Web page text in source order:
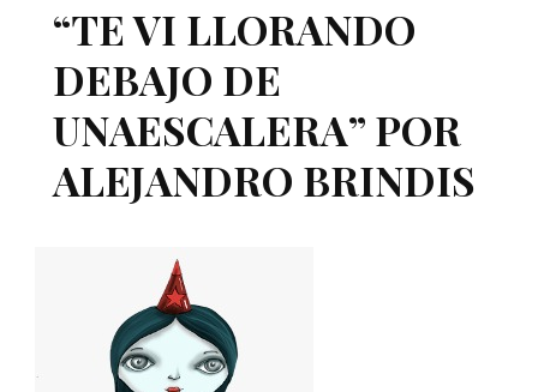
“TE VI LLORANDO
DEBAJO DE
UNAESCALERA” POR
ALEJANDRO BRINDIS